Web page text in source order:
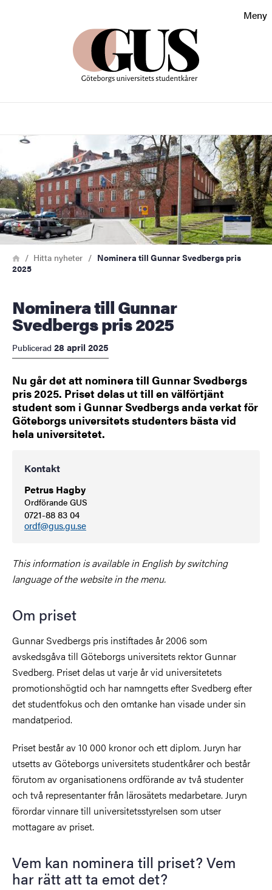
Meny
Länkstig
HemHitta nyheter
Nominera till Gunnar Svedbergs pris
2025
Nominera till Gunnar
Svedbergs pris 2025
Publicerad 28 april 2025
Nu går det att nominera till Gunnar Svedbergs
pris 2025. Priset delas ut till en välförtjänt
student som i Gunnar Svedbergs anda verkat för
Göteborgs universitets studenters bästa vid
hela universitetet.
Kontakt
Petrus Hagby
Ordförande GUS
0721-88 83 04
ordf@gus.gu.se
This information is available in English by switching
language of the website in the menu.
Om priset
Gunnar Svedbergs pris instiftades år 2006 som
avskedsgåva till Göteborgs universitets rektor Gunnar
Svedberg. Priset delas ut varje år vid universitetets
promotionshögtid och har namngetts efter Svedberg efter
det studentfokus och den omtanke han visade under sin
mandatperiod.
Priset består av 10 000 kronor och ett diplom. Juryn har
utsetts av Göteborgs universitets studentkårer och består
förutom av organisationens ordförande av två studenter
och två representanter från lärosätets medarbetare. Juryn
förordar vinnare till universitetsstyrelsen som utser
mottagare av priset.
Vem kan nominera till priset? Vem
har rätt att ta emot det?